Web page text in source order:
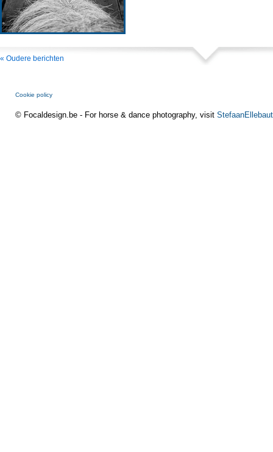
« Oudere berichten
Cookie policy
© Focaldesign.be - For horse & dance photography, visit